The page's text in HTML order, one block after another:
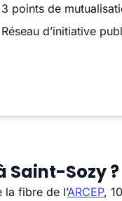
3 points de
Réseau d’initiative
Saint-Sozy ?
fibre de l’ARCEP,